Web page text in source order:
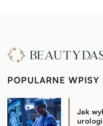
POPULARNE WPISY
Jak